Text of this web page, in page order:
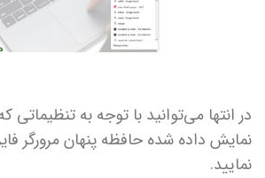
در انتها می‌توانید با توجه به
نمایش داده شده حافظه پنهان مرورگر
نمایید.